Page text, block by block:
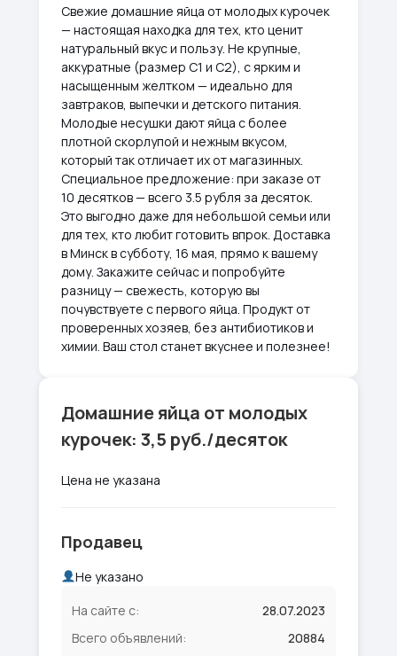
Свежие домашние яйца от молодых курочек
— настоящая находка для тех, кто ценит
натуральный вкус и пользу. Не крупные,
аккуратные (размер С1 и С2), с ярким и
насыщенным желтком — идеально для
завтраков, выпечки и детского питания.
Молодые несушки дают яйца с более
плотной скорлупой и нежным вкусом,
который так отличает их от магазинных.
Специальное предложение: при заказе от
10 десятков — всего 3.5 рубля за десяток.
Это выгодно даже для небольшой семьи или
для тех, кто любит готовить впрок. Доставка
в Минск в субботу, 16 мая, прямо к вашему
дому. Закажите сейчас и попробуйте
разницу — свежесть, которую вы
почувствуете с первого яйца. Продукт от
проверенных хозяев, без антибиотиков и
химии. Ваш стол станет вкуснее и полезнее!
Домашние яйца от молодых
курочек: 3,5 руб./десяток
Цена не указана
Продавец
Не указано
На сайте с:
28.07.2023
Всего объявлений:
20884